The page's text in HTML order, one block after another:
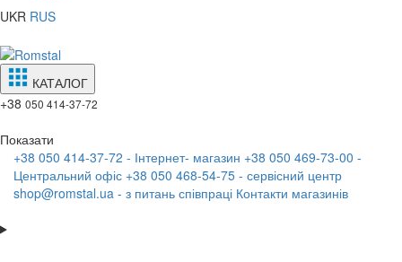
UKR RUS
КАТАЛОГ
+38 050 414-37-72
Показати
+38 050 414-37-72 - Інтернет- магазин +38 050 469-73-00 -
Центральний офіс +38 050 468-54-75 - сервісний центр
shop@romstal.ua - з питань співпраці Контакти магазинів